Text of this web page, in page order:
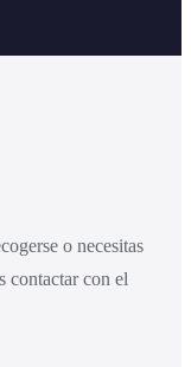
o necesitas
contactar con el